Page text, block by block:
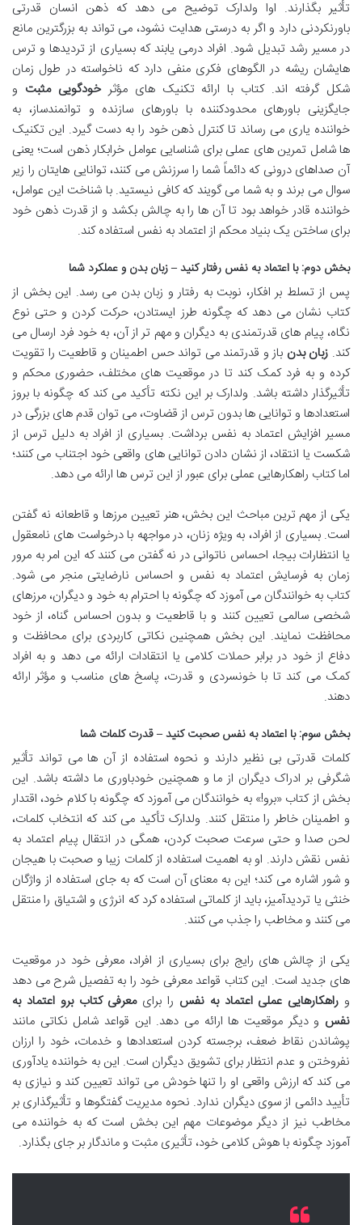
تأثیر بگذارند. اوا ولدارک توضیح می دهد که ذهن انسان قدرتی
باورنکردنی دارد و اگر به درستی هدایت نشود، می تواند به بزرگترین مانع
در مسیر رشد تبدیل شود. افراد درمی یابند که بسیاری از تردیدها و ترس
هایشان ریشه در الگوهای فکری منفی دارد که ناخواسته در طول زمان
شکل گرفته اند. کتاب با ارائه تکنیک های مؤثرخودگویی مثبت و
جایگزینی باورهای محدودکننده با باورهای سازنده و توانمندساز، به
خواننده یاری می رساند تا کنترل ذهن خود را به دست گیرد. این تکنیک
ها شامل تمرین های عملی برای شناسایی عوامل خرابکار ذهن است؛ یعنی
آن صداهای درونی که دائماً شما را سرزنش می کنند، توانایی هایتان را زیر
سوال می برند و به شما می گویند که کافی نیستید. با شناخت این عوامل،
خواننده قادر خواهد بود تا آن ها را به چالش بکشد و از قدرت ذهن خود
برای ساختن یک بنیاد محکم از اعتماد به نفس استفاده کند.
بخش دوم: با اعتماد به نفس رفتار کنید – زبان بدن و عملکرد شما
پس از تسلط بر افکار، نوبت به رفتار و زبان بدن می رسد. این بخش از
کتاب نشان می دهد که چگونه طرز ایستادن، حرکت کردن و حتی نوع
نگاه، پیام های قدرتمندی به دیگران و مهم تر از آن، به خود فرد ارسال می
کند. زبان بدن باز و قدرتمند می تواند حس اطمینان و قاطعیت را تقویت
کرده و به فرد کمک کند تا در موقعیت های مختلف، حضوری محکم و
تأثیرگذار داشته باشد. ولدارک بر این نکته تأکید می کند که چگونه با بروز
استعدادها و توانایی ها بدون ترس از قضاوت، می توان قدم های بزرگی در
مسیر افزایش اعتماد به نفس برداشت. بسیاری از افراد به دلیل ترس از
شکست یا انتقاد، از نشان دادن توانایی های واقعی خود اجتناب می کنند؛
اما کتاب راهکارهایی عملی برای عبور از این ترس ها ارائه می دهد.
یکی از مهم ترین مباحث این بخش، هنر تعیین مرزها و قاطعانه نه گفتن
است. بسیاری از افراد، به ویژه زنان، در مواجهه با درخواست های نامعقول
یا انتظارات بیجا، احساس ناتوانی در نه گفتن می کنند که این امر به مرور
زمان به فرسایش اعتماد به نفس و احساس نارضایتی منجر می شود.
کتاب به خوانندگان می آموزد که چگونه با احترام به خود و دیگران، مرزهای
شخصی سالمی تعیین کنند و با قاطعیت و بدون احساس گناه، از خود
محافظت نمایند. این بخش همچنین نکاتی کاربردی برای محافظت و
دفاع از خود در برابر حملات کلامی یا انتقادات ارائه می دهد و به افراد
کمک می کند تا با خونسردی و قدرت، پاسخ های مناسب و مؤثر ارائه
دهند.
بخش سوم: با اعتماد به نفس صحبت کنید – قدرت کلمات شما
کلمات قدرتی بی نظیر دارند و نحوه استفاده از آن ها می تواند تأثیر
شگرفی بر ادراک دیگران از ما و همچنین خودباوری ما داشته باشد. این
بخش از کتاب «برو!» به خوانندگان می آموزد که چگونه با کلام خود، اقتدار
و اطمینان خاطر را منتقل کنند. ولدارک تأکید می کند که انتخاب کلمات،
لحن صدا و حتی سرعت صحبت کردن، همگی در انتقال پیام اعتماد به
نفس نقش دارند. او به اهمیت استفاده از کلمات زیبا و صحبت با هیجان
و شور اشاره می کند؛ این به معنای آن است که به جای استفاده از واژگان
خنثی یا تردیدآمیز، باید از کلماتی استفاده کرد که انرژی و اشتیاق را منتقل
می کنند و مخاطب را جذب می کنند.
یکی از چالش های رایج برای بسیاری از افراد، معرفی خود در موقعیت
های جدید است. این کتاب قواعد معرفی خود را به تفصیل شرح می دهد
و راهکارهایی عملی اعتماد به نفس را برایمعرفی کتاب برو اعتماد به
نفس و دیگر موقعیت ها ارائه می دهد. این قواعد شامل نکاتی مانند
پوشاندن نقاط ضعف، برجسته کردن استعدادها و خدمات، خود را ارزان
نفروختن و عدم انتظار برای تشویق دیگران است. این به خواننده یادآوری
می کند که ارزش واقعی او را تنها خودش می تواند تعیین کند و نیازی به
تأیید دائمی از سوی دیگران ندارد. نحوه مدیریت گفتگوها و تأثیرگذاری بر
مخاطب نیز از دیگر موضوعات مهم این بخش است که به خواننده می
آموزد چگونه با هوش کلامی خود، تأثیری مثبت و ماندگار بر جای بگذارد.